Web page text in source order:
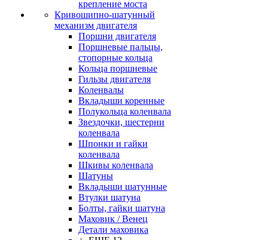
крепление моста
Кривошипно-шатунный
механизм двигателя
Поршни двигателя
Поршневые пальцы,
стопорные кольца
Кольца поршневые
Гильзы двигателя
Коленвалы
Вкладыши коренные
Полукольца коленвала
Звездочки, шестерни
коленвала
Шпонки и гайки
коленвала
Шкивы коленвала
Шатуны
Вкладыши шатунные
Втулки шатуна
Болты, гайки шатуна
Маховик / Венец
Детали маховика